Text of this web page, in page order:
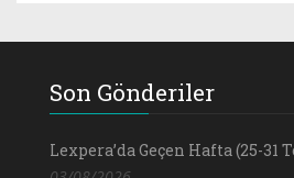
Son Gönderiler
Lexpera’da Geçen Hafta (25-31